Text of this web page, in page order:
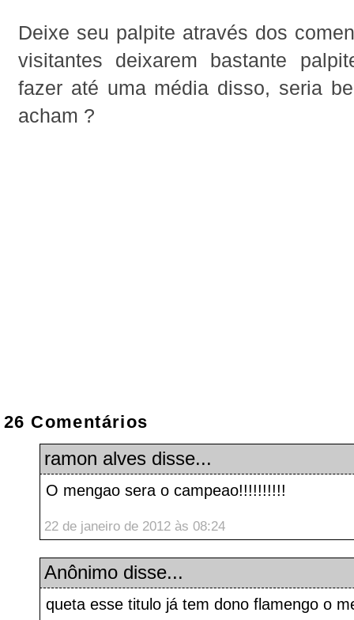
Deixe seu palpite através dos
visitantes deixarem bastante
fazer até uma média disso, seria
acham ?
26 Comentários
ramon alves disse...
O mengao sera o campeao!!!!!!!!!!
22 de janeiro de 2012 às 08:24
Anônimo disse...
queta esse titulo já tem dono flamengo o